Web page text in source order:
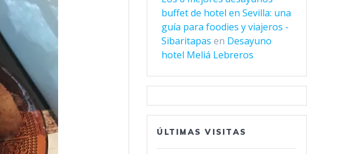
buffet de hotel en Sevilla: una
guía para foodies y viajeros -
Sibaritapas en Desayuno
hotel Meliá Lebreros
ÚLTIMAS VISITAS